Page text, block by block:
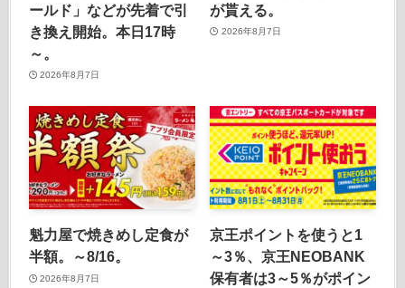
ールド」などが先着で引
き換え開始。本日17時
～。
2026年8月7日
が貰える。
2026年8月7日
魁力屋で焼きめし定食が
半額。～8/16。
2026年8月7日
京王ポイントを使うと1
～3％、京王NEOBANK
保有者は3～5％がポイン